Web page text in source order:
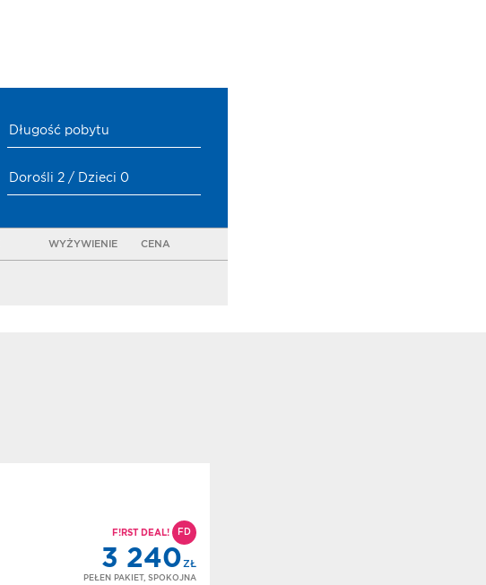
Długość pobytu
Dorośli 2 / Dzieci 0
WYŻYWIENIE CENA
F!RST DEAL! FD
3 240ZŁ
PEŁEN PAKIET, SPOKOJNA